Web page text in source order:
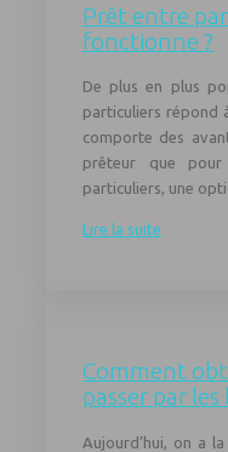
Prêt entre
fonctionne ?
De plus en plus
particuliers répond
comporte des
prêteur que pour
particuliers, une
Lire la suite
Comment
passer par les
Aujourd’hui, on a